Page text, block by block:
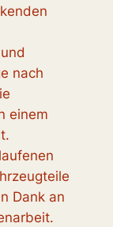
nach
einem
Dank an